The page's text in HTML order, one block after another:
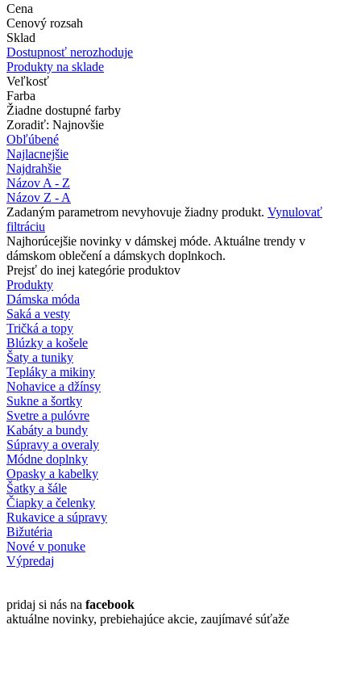
Cena
Cenový rozsah
Sklad
Dostupnosť nerozhoduje
Produkty na sklade
Veľkosť
Farba
Žiadne dostupné farby
Zoradiť: Najnovšie
Obľúbené
Najlacnejšie
Najdrahšie
Názov A - Z
Názov Z - A
Zadaným parametrom nevyhovuje žiadny produkt. Vynulovať
filtráciu
Najhorúcejšie novinky v dámskej móde. Aktuálne trendy v
dámskom oblečení a dámskych doplnkoch.
Prejsť do inej kategórie produktov
Produkty
Dámska móda
Saká a vesty
Tričká a topy
Blúzky a košele
Šaty a tuniky
Tepláky a mikiny
Nohavice a džínsy
Sukne a šortky
Svetre a pulóvre
Kabáty a bundy
Súpravy a overaly
Módne doplnky
Opasky a kabelky
Šatky a šále
Čiapky a čelenky
Rukavice a súpravy
Bižutéria
Nové v ponuke
Výpredaj
pridaj si nás na facebook
aktuálne novinky, prebiehajúce akcie, zaujímavé súťaže